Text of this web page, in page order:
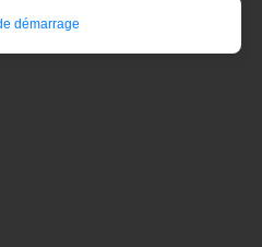
démarrage